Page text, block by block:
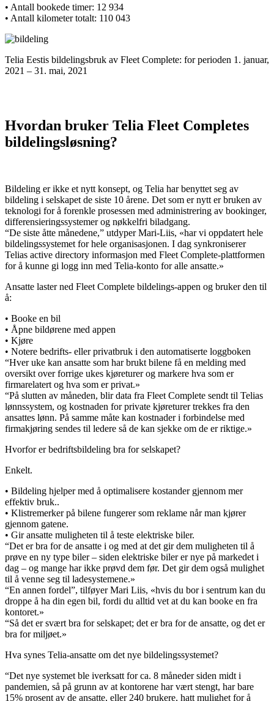
• Antall bookede timer: 12 934
• Antall kilometer totalt: 110 043
Telia Eestis bildelingsbruk av Fleet Complete: for perioden 1. januar,
2021 – 31. mai, 2021
Hvordan bruker Telia Fleet Completes
bildelingsløsning?
Bildeling er ikke et nytt konsept, og Telia har benyttet seg av
bildeling i selskapet de siste 10 årene. Det som er nytt er bruken av
teknologi for å forenkle prosessen med administrering av bookinger,
differensieringssystemer og nøkkelfri biladgang.
“De siste åtte månedene,” utdyper Mari-Liis, «har vi oppdatert hele
bildelingssystemet for hele organisasjonen. I dag synkroniserer
Telias active directory informasjon med Fleet Complete-plattformen
for å kunne gi logg inn med Telia-konto for alle ansatte.»
Ansatte laster ned Fleet Complete bildelings-appen og bruker den til
å:
• Booke en bil
• Åpne bildørene med appen
• Kjøre
• Notere bedrifts- eller privatbruk i den automatiserte loggboken
“Hver uke kan ansatte som har brukt bilene få en melding med
oversikt over forrige ukes kjøreturer og markere hva som er
firmarelatert og hva som er privat.»
“På slutten av måneden, blir data fra Fleet Complete sendt til Telias
lønnssystem, og kostnaden for private kjøreturer trekkes fra den
ansattes lønn. På samme måte kan kostnader i forbindelse med
firmakjøring sendes til ledere så de kan sjekke om de er riktige.»
Hvorfor er bedriftsbildeling bra for selskapet?
Enkelt.
• Bildeling hjelper med å optimalisere kostander gjennom mer
effektiv bruk..
• Klistremerker på bilene fungerer som reklame når man kjører
gjennom gatene.
• Gir ansatte muligheten til å teste elektriske biler.
“Det er bra for de ansatte i og med at det gir dem muligheten til å
prøve en ny type biler – siden elektriske biler er nye på markedet i
dag – og mange har ikke prøvd dem før. Det gir dem også mulighet
til å venne seg til ladesystemene.»
“En annen fordel”, tilføyer Mari Liis, «hvis du bor i sentrum kan du
droppe å ha din egen bil, fordi du alltid vet at du kan booke en fra
kontoret.»
“Så det er svært bra for selskapet; det er bra for de ansatte, og det er
bra for miljøet.»
Hva synes Telia-ansatte om det nye bildelingssystemet?
“Det nye systemet ble iverksatt for ca. 8 måneder siden midt i
pandemien, så på grunn av at kontorene har vært stengt, har bare
15% prosent av de ansatte, eller 240 brukere, hatt mulighet for å